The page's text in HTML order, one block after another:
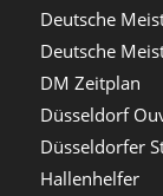
Deutsche
Deutsche
DM Zeitplan
Düsseldorf
Düsseldorfer
Hallenhelfer